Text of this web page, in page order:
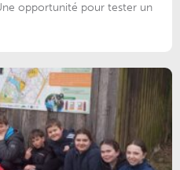
opportunité pour tester un